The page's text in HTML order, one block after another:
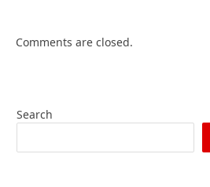
Comments are closed.
Search